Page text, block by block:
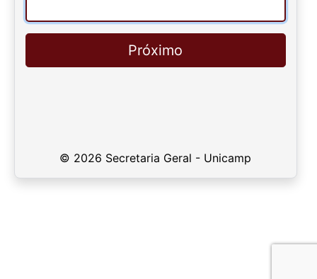
Próximo
© 2026 Secretaria Geral - Unicamp